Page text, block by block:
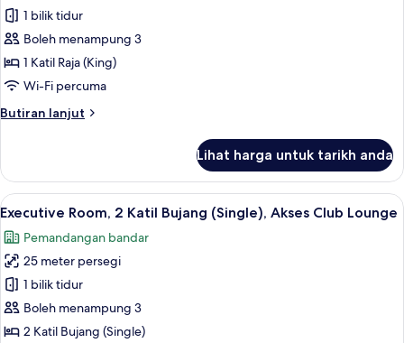
Room,
1
Katil
Raja
Akses
Bay
View
1 bilik tidur
Boleh menampung 3
1 Katil Raja (King)
Wi-Fi percuma
Butiran lanjut
Butiran
Room,
Katil
(King),
Akses
Club
Lounge,
Bay
View
Lihat harga untuk tarikh anda
Lihat
semua
foto
untuk
Executive
Room,
2
Bar mini, peti besi dalam bilik, meja,
6
Executive Room, 2 Katil Bujang (Single), Akses Club Lounge
Pemandangan bandar
25 meter persegi
1 bilik tidur
Boleh menampung 3
2 Katil Bujang (Single)